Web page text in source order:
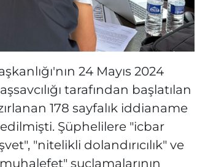
24 Mayıs 2024
tarafından başlatılan
178 sayfalık iddianame
Şüphelilere "icbar
"nitelikli dolandırıcılık" ve
muhalefet" suçlamalarının